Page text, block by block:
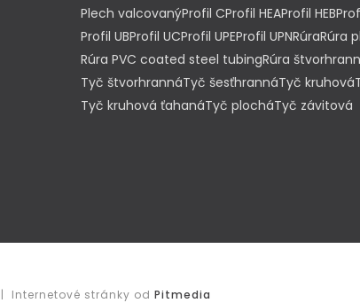
Plech valcovanýProfil CProfil HEAProfil HEB
Profil UBProfil UCProfil UPEProfil UPNRúraRúra
Rúra PVC coated steel tubingRúra
Tyč štvorhrannáTyč šesťhrannáTyč kruhová
Tyč kruhová ťahanáTyč plocháTyč závitová
| Internetové stránky od Pitmedia